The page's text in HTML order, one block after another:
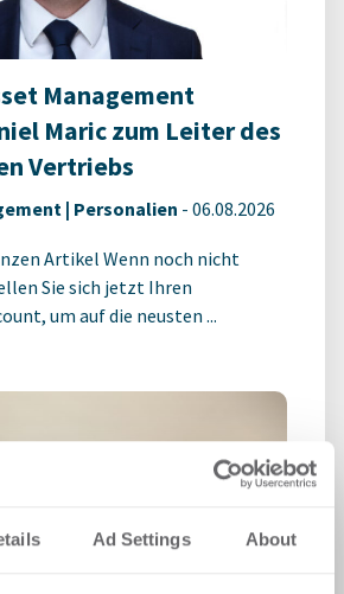
Ad Settings About
Management
Maric zum Leiter des
Vertriebs
| Personalien - 06.08.2026
Artikel Wenn noch nicht
Sie sich jetzt Ihren
um auf die neusten ...